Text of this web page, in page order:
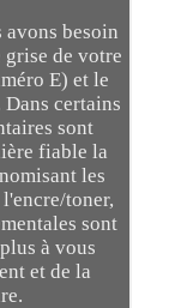
besoin
de votre
E) et le
certains
sont
fiable la
les
toner,
sont
à vous
et de la